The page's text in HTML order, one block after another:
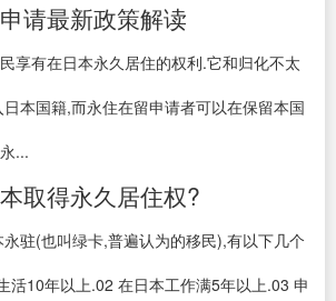
请最新政策解读
享有在日本永久居住的权利.它和归化不太
本国籍,而永住在留申请者可以在保留本国
...
取得永久居住权?
驻(也叫绿卡,普遍认为的移民),有以下几个
活10年以上.02 在日本工作满5年以上.03 申